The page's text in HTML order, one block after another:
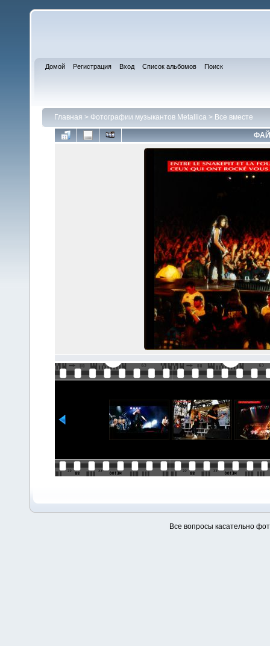
Домой Регистрация Вход Список альбомов Поиск
Главная > Фотографии музыкантов Metallica > Все вместе
Все вопросы касательно